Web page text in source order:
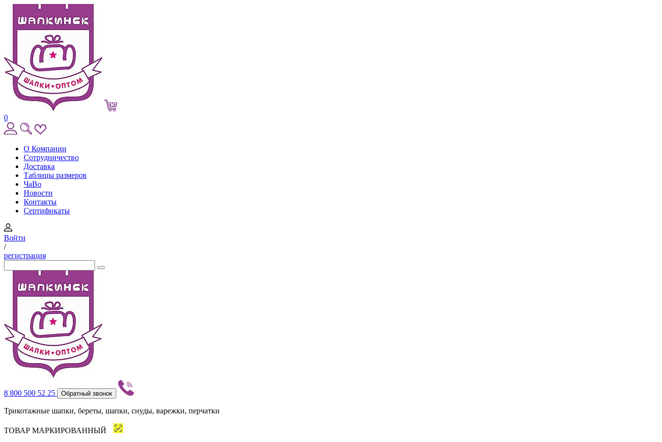
0
О Компании
Сотрудничество
Доставка
Таблицы размеров
ЧаВо
Новости
Контакты
Сертификаты
Войти
/
регистрация
8 800 500 52 25 Обратный звонок
Трикотажные шапки, береты, шапки, снуды, варежки, перчатки
ТОВАР МАРКИРОВАННЫЙ